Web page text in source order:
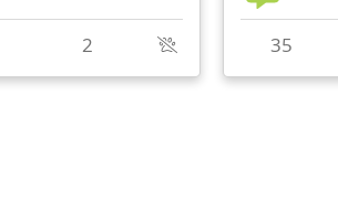
2 35